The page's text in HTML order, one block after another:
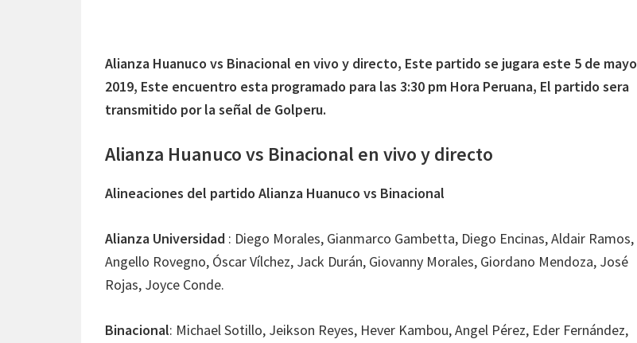
Alianza Huanuco vs Binacional en vivo y directo, Este partido se jugara este 5 de mayo
2019, Este encuentro esta programado para las 3:30 pm Hora Peruana, El partido sera
transmitido por la señal de Golperu.
Alianza Huanuco vs Binacional en vivo y directo
Alineaciones del partido Alianza Huanuco vs Binacional
Alianza Universidad : Diego Morales, Gianmarco Gambetta, Diego Encinas, Aldair Ramos,
Angello Rovegno, Óscar Vílchez, Jack Durán, Giovanny Morales, Giordano Mendoza, José
Rojas, Joyce Conde.
Binacional: Michael Sotillo, Jeikson Reyes, Hever Kambou, Angel Pérez, Eder Fernández,